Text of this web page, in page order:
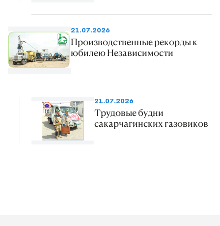
21.07.2026
Производственные рекорды к
юбилею Независимости
21.07.2026
Трудовые будни
сакарчагинских газовиков